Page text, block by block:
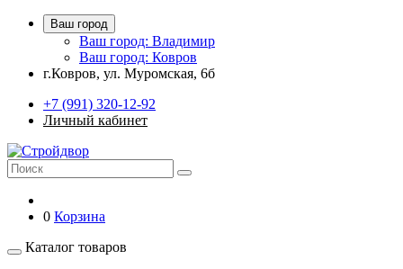
Ваш город
Ваш город: Владимир
Ваш город: Ковров
г.Ковров, ул. Муромская, 6б
+7 (991) 320-12-92
Личный кабинет
0 Корзина
Каталог товаров